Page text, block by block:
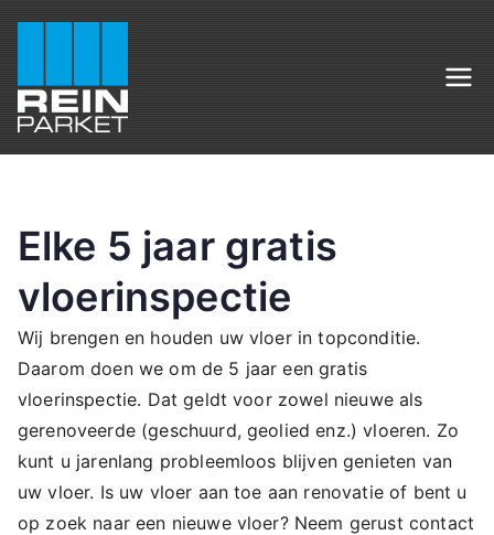
inhoud
Sfeervol wonen begint bij Rein Parket
Elke 5 jaar gratis
vloerinspectie
Wij brengen en houden uw vloer in topconditie.
Daarom doen we om de 5 jaar een gratis
vloerinspectie. Dat geldt voor zowel nieuwe als
gerenoveerde (geschuurd, geolied enz.) vloeren. Zo
kunt u jarenlang probleemloos blijven genieten van
uw vloer. Is uw vloer aan toe aan renovatie of bent u
op zoek naar een nieuwe vloer? Neem gerust contact